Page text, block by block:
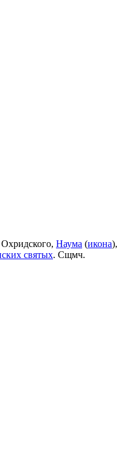
Наума (икона),
святых. Сщмч.